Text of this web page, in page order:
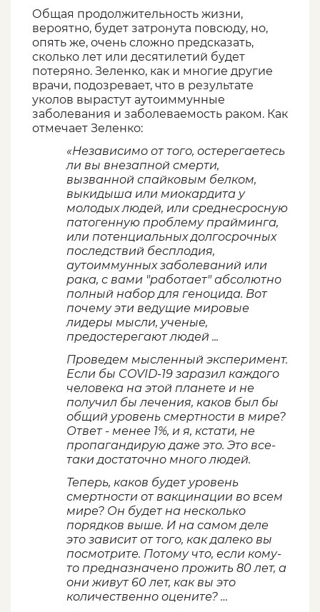
Общая продолжительность жизни,
вероятно, будет затронута повсюду, но,
опять же, очень сложно предсказать,
сколько лет или десятилетий будет
потеряно. Зеленко, как и многие другие
врачи, подозревает, что в результате
уколов вырастут аутоиммунные
заболевания и заболеваемость раком. Как
отмечает Зеленко:
«Независимо от того, остерегаетесь
ли вы внезапной смерти,
вызванной спайковым белком,
выкидыша или миокардита у
молодых людей, или среднесросную
патогенную проблему прайминга,
или потенциальных долгосрочных
последствий бесплодия,
аутоиммунных заболеваний или
рака, с вами "работает" абсолютно
полный набор для геноцида. Вот
почему эти ведущие мировые
лидеры мысли, ученые,
предостерегают людей ...
Проведем мысленный эксперимент.
Если бы COVID-19 заразил каждого
человека на этой планете и не
получил бы лечения, каков был бы
общий уровень смертности в мире?
Ответ - менее 1%, и я, кстати, не
пропагандирую даже это. Это все-
таки достаточно много людей.
Теперь, каков будет уровень
смертности от вакцинации во всем
мире? Он будет на несколько
порядков выше. И на самом деле
это зависит от того, как далеко вы
посмотрите. Потому что, если кому-
то предназначено прожить 80 лет, а
они живут 60 лет, как вы это
количественно оцените? …